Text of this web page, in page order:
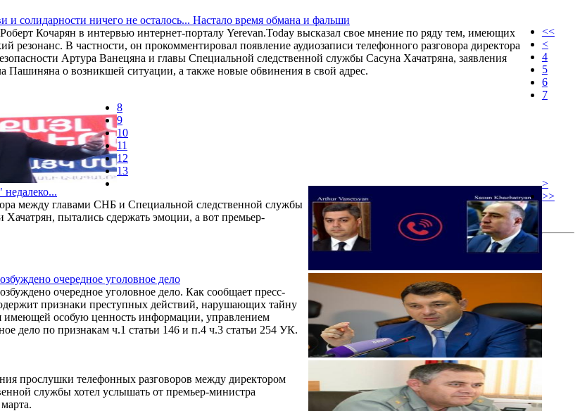
и солидарности ничего не осталось... Настало время обмана и фальши
Кочарян в интервью интернет-порталу Yerevan.Today высказал свое мнение по ряду тем, имеющих
резонанс. В частности, он прокомментировал появление аудиозаписи телефонного разговора директора
Артура Ванецяна и главы Специальной следственной службы Сасуна Хачатряна, заявления
Пашиняна о возникшей ситуации, а также новые обвинения в свой адрес.
между главами СНБ и Специальной следственной службы
пытались сдержать эмоции, а вот премьер-
очередное уголовное дело
очередное уголовное дело. Как сообщает пресс-
признаки преступных действий, нарушающих тайну
имеющей особую ценность информации, управлением
дело по признакам ч.1 статьи 146 и п.4 ч.3 статьи 254 УК.
прослушки телефонных разговоров между директором
службы хотел услышать от премьер-министра
<<
<
4
5
6
7
8
9
10
11
12
13
>
>>